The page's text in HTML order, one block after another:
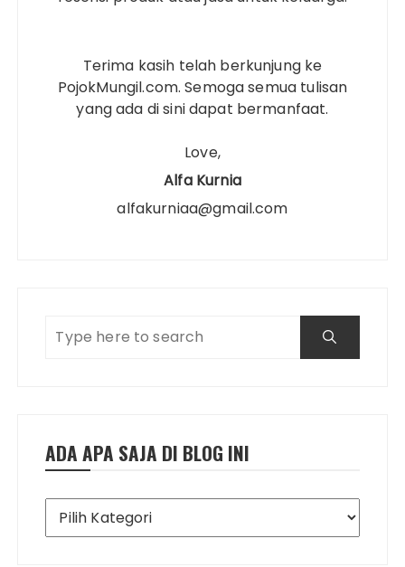
Terima kasih telah berkunjung ke
PojokMungil.com. Semoga semua tulisan
yang ada di sini dapat bermanfaat.
Love,
Alfa Kurnia
alfakurniaa@gmail.com
ADA APA SAJA DI BLOG INI
Ada
Apa